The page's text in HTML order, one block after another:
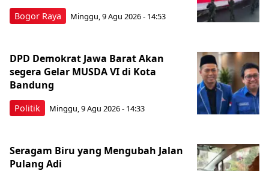
Bogor Raya Minggu, 9 Agu 2026 - 14:53
Politik
DPD Demokrat Jawa Barat Akan
segera Gelar MUSDA VI di Kota
Bandung
Minggu, 9 Agu 2026 - 14:33
Seragam Biru yang Mengubah Jalan
Pulang Adi